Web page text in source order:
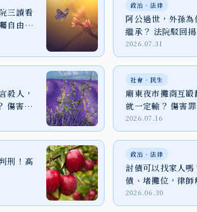
三讀看
自由之
政治‧法律
阿公過世，外孫
繼承？ 法院駁回
關鍵
2026.07.31
殺人，
傷害、
社會‧民生
廟東夜市攤商互
就一定輸？ 傷害
防衛一次看
2026.07.16
刑！高
政治‧法律
討債可以找家人嗎
債、堵攤位，律
外洩風險
2026.06.30